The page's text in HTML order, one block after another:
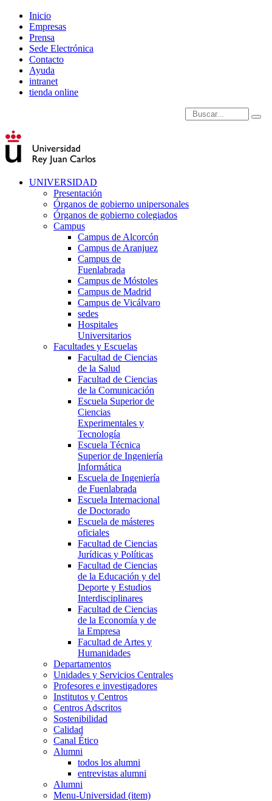
Inicio
Empresas
Prensa
Sede Electrónica
Contacto
Ayuda
intranet
tienda online
Introduce términos de
UNIVERSIDAD
Presentación
Órganos de gobierno unipersonales
Órganos de gobierno colegiados
Campus
Campus de Alcorcón
Campus de Aranjuez
Campus de
Fuenlabrada
Campus de Móstoles
Campus de Madrid
Campus de Vicálvaro
sedes
Hospitales
Universitarios
Facultades y Escuelas
Facultad de Ciencias
de la Salud
Facultad de Ciencias
de la Comunicación
Escuela Superior de
Ciencias
Experimentales y
Tecnología
Escuela Técnica
Superior de Ingeniería
Informática
Escuela de Ingeniería
de Fuenlabrada
Escuela Internacional
de Doctorado
Escuela de másteres
oficiales
Facultad de Ciencias
Jurídicas y Políticas
Facultad de Ciencias
de la Educación y del
Deporte y Estudios
Interdisciplinares
Facultad de Ciencias
de la Economía y de
la Empresa
Facultad de Artes y
Humanidades
Departamentos
Unidades y Servicios Centrales
Profesores e investigadores
Institutos y Centros
Centros Adscritos
Sostenibilidad
Calidad
Canal Ético
Alumni
todos los alumni
entrevistas alumni
Alumni
Menu-Universidad (item)